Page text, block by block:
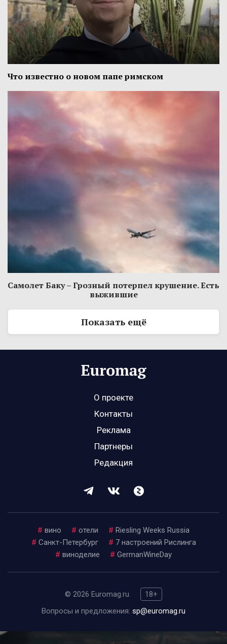
Что известно о новом папе римском
Самолет Баку – Грозный потерпел крушение. Есть
выжившие
Показать ещё
О проекте
Контакты
Реклама
Партнеры
Редакция
# вино # отели # Riesling Weeks Russia
# Санкт-Петербург # 7 настроений Рислинга
# виноделие # GermanWineDay
© 2026 Euromag.ru
18+
Вопросы и предложения: sp@euromag.ru